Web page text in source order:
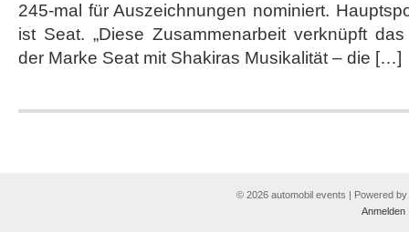
245-mal für Auszeichnungen nominiert.
ist Seat. „Diese Zusammenarbeit verknüpft
der Marke Seat mit Shakiras Musikalität – die […]
© 2026 automobil events | Powered by
Anmelden|